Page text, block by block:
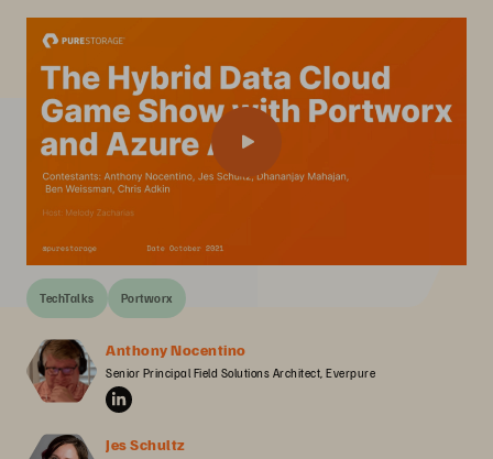
TechTalks Portworx
Anthony Nocentino
Senior Principal Field Solutions Architect, Everpure
Jes Schultz